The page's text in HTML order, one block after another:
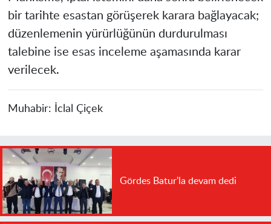
bir tarihte esastan görüşerek karara bağlayacak;
düzenlemenin yürürlüğünün durdurulması
talebine ise esas inceleme aşamasında karar
verilecek.
Muhabir: İclal Çiçek
Gördes Batur'la devam dedi